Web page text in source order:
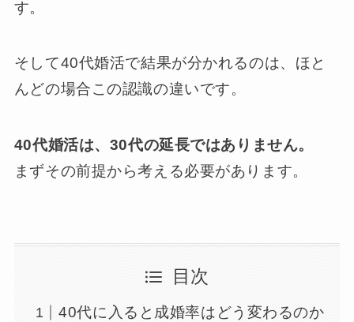
す。
そして40代婚活で結果が分かれるのは、ほと
んどの場合この認識の違いです。
40代婚活は、30代の延長ではありません。
まずその前提から考える必要があります。
目次
40代に入ると成婚率はどう変わるのか